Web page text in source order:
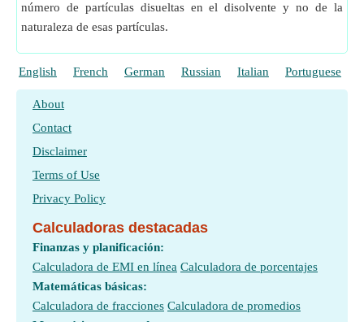
número de partículas disueltas en el disolvente y no de la
naturaleza de esas partículas.
English French German Russian Italian Portuguese
About
Contact
Disclaimer
Terms of Use
Privacy Policy
Calculadoras destacadas
Finanzas y planificación:
Calculadora de EMI en línea Calculadora de porcentajes
Matemáticas básicas:
Calculadora de fracciones Calculadora de promedios